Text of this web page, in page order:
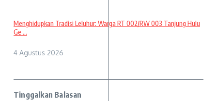
Menghidupkan Tradisi Leluhur: Warga RT 002/RW 003 Tanjung Hulu
Ge ...
4 Agustus 2026
Tinggalkan Balasan